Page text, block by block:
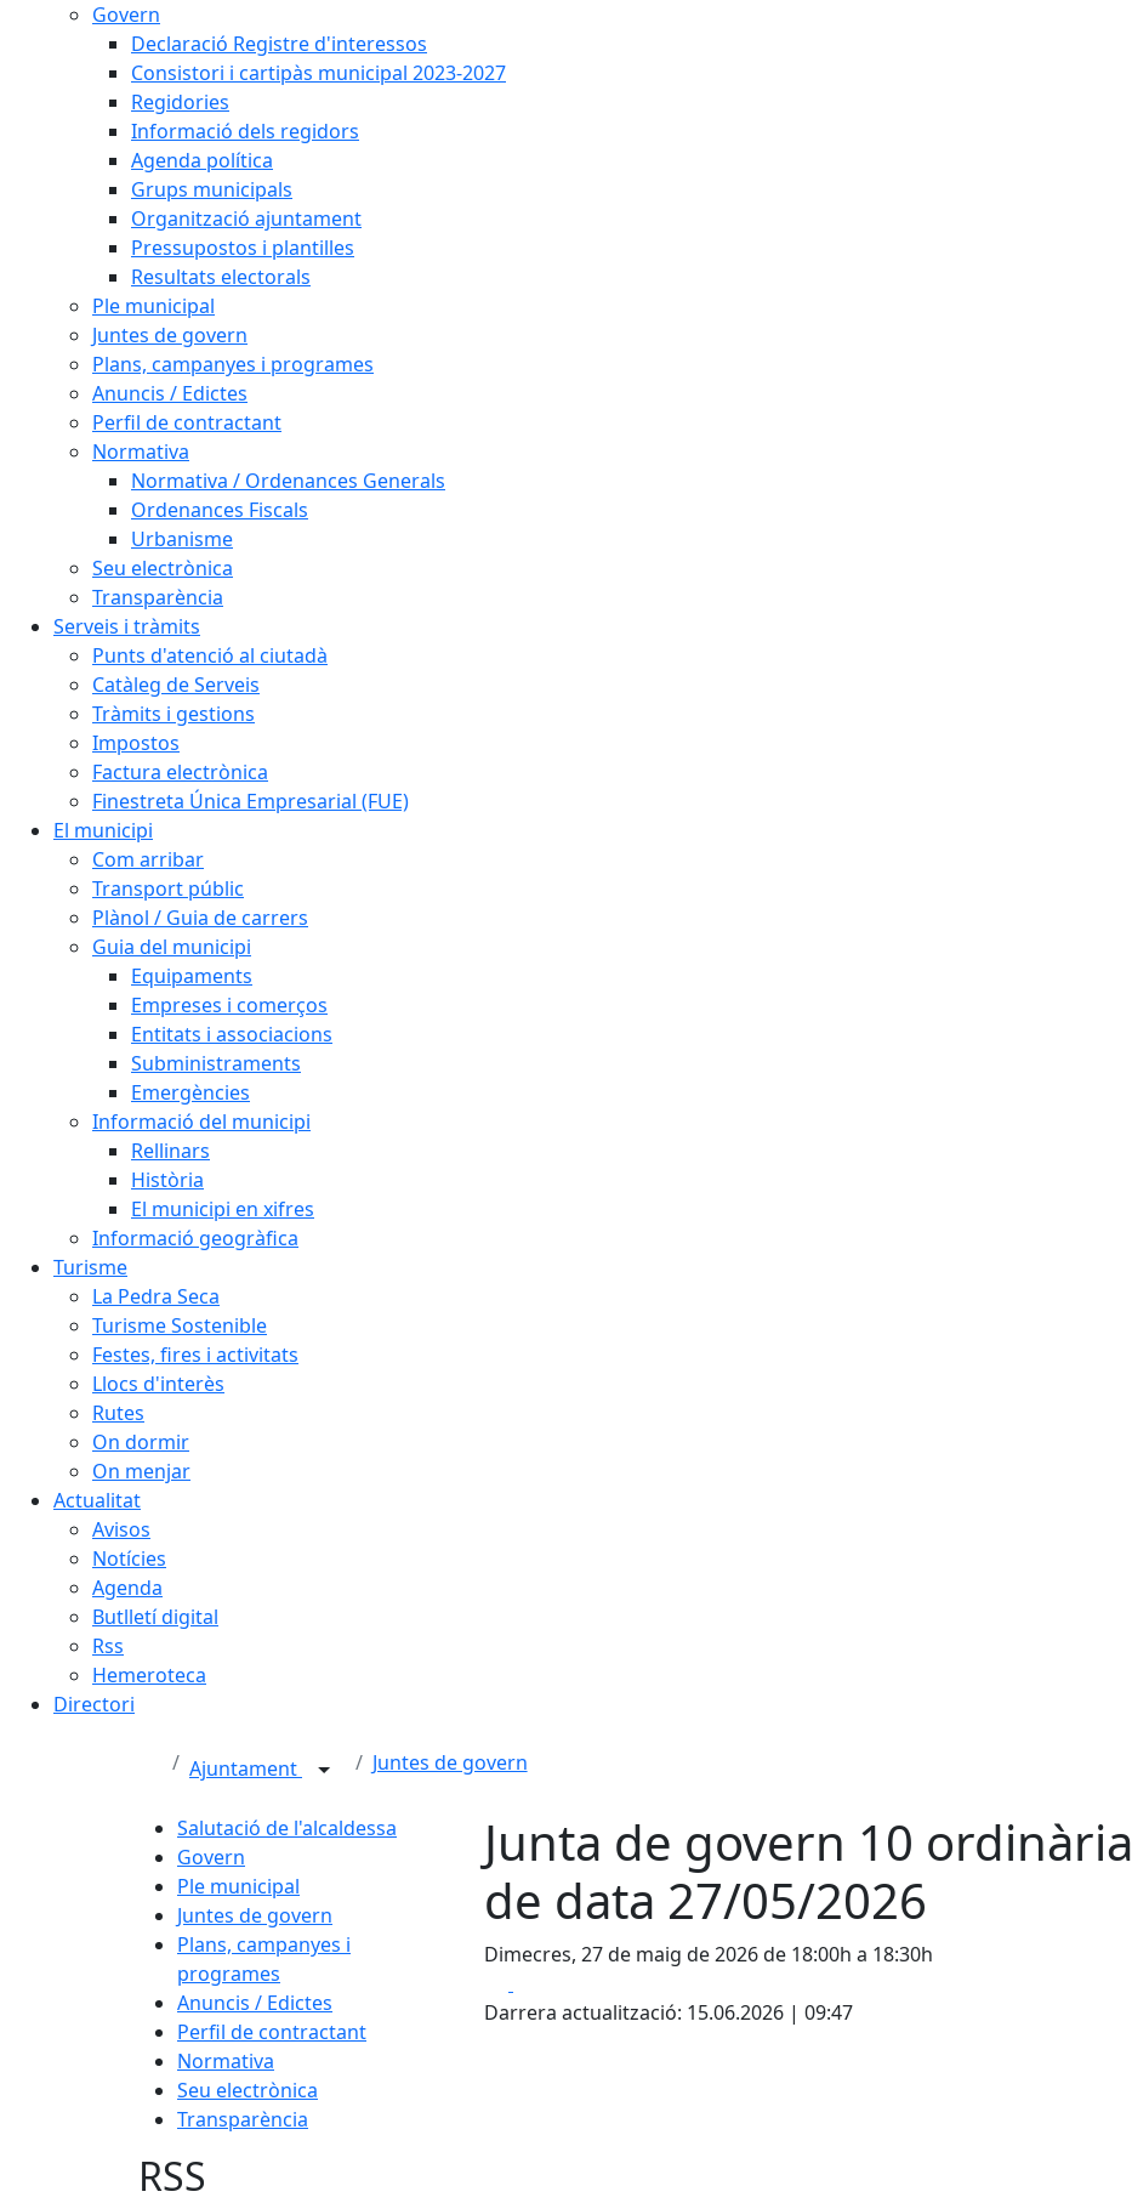
Govern
Declaració Registre d'interessos
Consistori i cartipàs municipal 2023-2027
Regidories
Informació dels regidors
Agenda política
Grups municipals
Organització ajuntament
Pressupostos i plantilles
Resultats electorals
Ple municipal
Juntes de govern
Plans, campanyes i programes
Anuncis / Edictes
Perfil de contractant
Normativa
Normativa / Ordenances Generals
Ordenances Fiscals
Urbanisme
Seu electrònica
Transparència
Serveis i tràmits
Punts d'atenció al ciutadà
Catàleg de Serveis
Tràmits i gestions
Impostos
Factura electrònica
Finestreta Única Empresarial (FUE)
El municipi
Com arribar
Transport públic
Plànol / Guia de carrers
Guia del municipi
Equipaments
Empreses i comerços
Entitats i associacions
Subministraments
Emergències
Informació del municipi
Rellinars
Història
El municipi en xifres
Informació geogràfica
Turisme
La Pedra Seca
Turisme Sostenible
Festes, fires i activitats
Llocs d'interès
Rutes
On dormir
On menjar
Actualitat
Avisos
Notícies
Agenda
Butlletí digital
Rss
Hemeroteca
Directori
Ajuntament Juntes de govern
Salutació de l'alcaldessa
Govern
Ple municipal
Juntes de govern
Plans, campanyes i
programes
Anuncis / Edictes
Perfil de contractant
Normativa
Seu electrònica
Transparència
Junta de govern 10 ordinària
de data 27/05/2026
Dimecres, 27 de maig de 2026 de 18:00h a 18:30h
Darrera actualització: 15.06.2026 | 09:47
RSS